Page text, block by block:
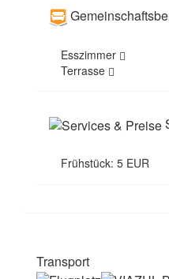
Esszimmer
Terrasse
Frühstück: 5 EUR
Transport